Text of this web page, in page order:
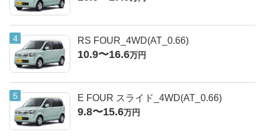
RS FOUR_4WD(AT_0.66)
10.9〜16.6万円
E FOUR スライド_4WD(AT_0.66)
9.8〜15.6万円